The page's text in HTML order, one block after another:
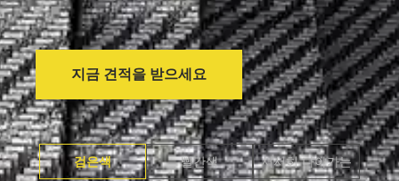
지금 견적을 받으세요
검은색 빨간색 서서히 나아가는